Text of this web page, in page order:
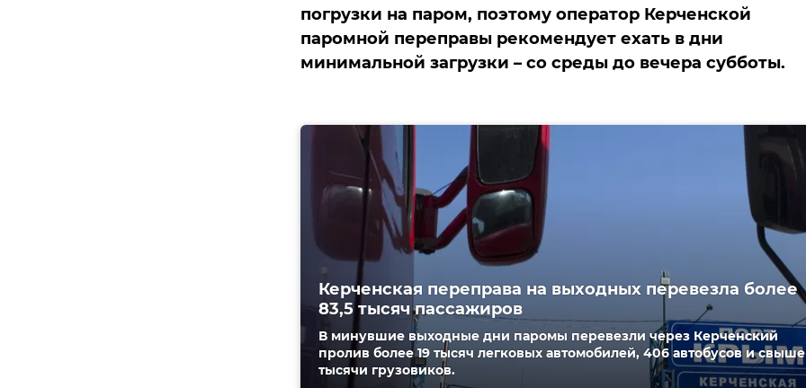
погрузки на паром, поэтому оператор Керченской
паромной переправы рекомендует ехать в дни
минимальной загрузки – со среды до вечера субботы.
Керченская переправа на выходных перевезла более
83,5 тысяч пассажиров
В минувшие выходные дни паромы перевезли через Керченский
пролив более 19 тысяч легковых автомобилей, 406 автобусов и свыше
тысячи грузовиков.